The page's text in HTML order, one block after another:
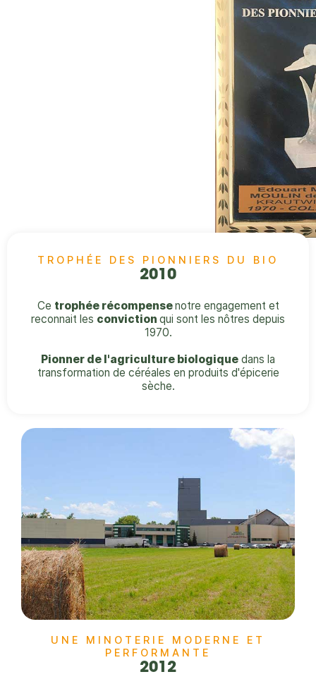
TROPHÉE DES PIONNIERS DU BIO
2010
Ce trophée récompensenotre engagement et
reconnait les conviction qui sont les nôtres depuis
1970.
Pionner de l'agriculture biologique dans la
transformation de céréales en produits d'épicerie
sèche.
UNE MINOTERIE MODERNE ET
PERFORMANTE​
2012